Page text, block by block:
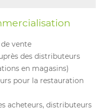
vente
des distributeurs
en magasins)
pour la restauration
acheteurs, distributeurs